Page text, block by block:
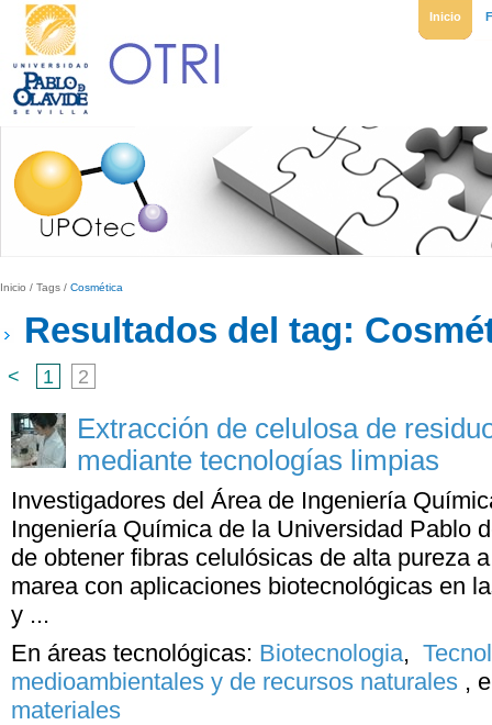
Inicio
Inicio / Tags / Cosmética
Resultados del tag:
< 1 2
Extracción de celulosa de
mediante tecnologías limpias
Investigadores del Área de Ingeniería
Ingeniería Química de la Universidad Pablo
de obtener fibras celulósicas de alta pureza
marea con aplicaciones biotecnológicas en
y ...
En áreas tecnológicas: Biotecnologia,
medioambientales y de recursos naturales ,
materiales